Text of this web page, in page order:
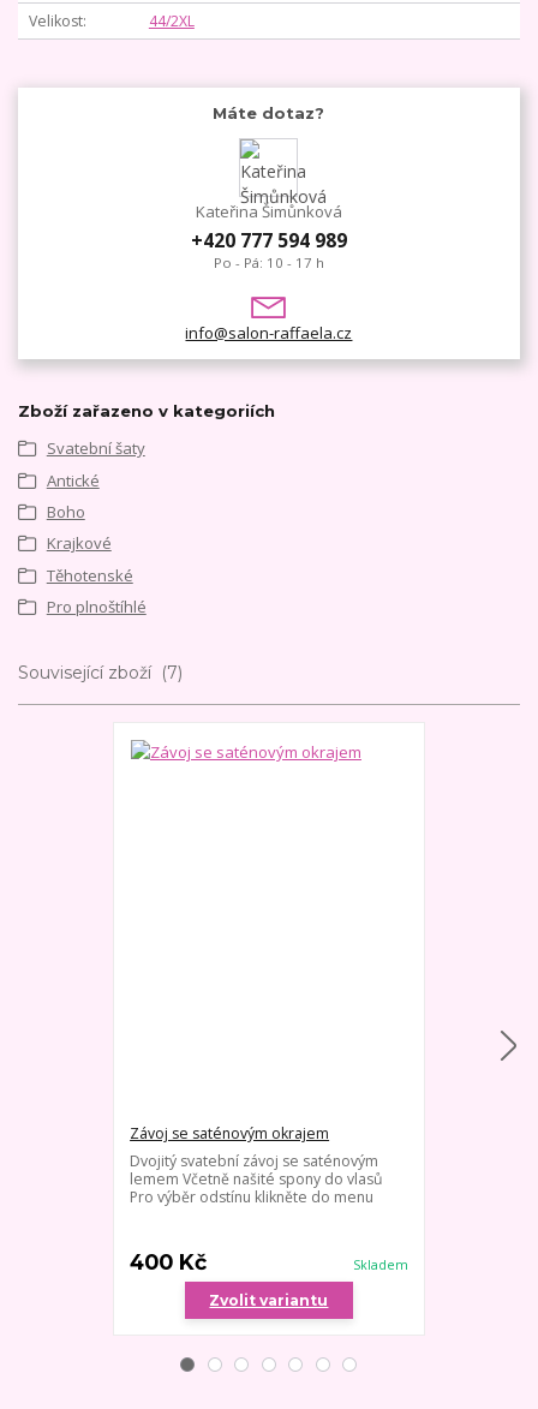
Velikost 44/2XL
Máte dotaz?
Kateřina Šimůnková
+420 777 594 989
Po - Pá: 10 - 17 h
info@salon-raffaela.cz
Zboží zařazeno v kategoriích
Svatební šaty
Antické
Boho
Krajkové
Těhotenské
Pro plnoštíhlé
Související zboží 7
Závoj se saténovým okrajem
Dvojitý svatební závoj se saténovým
lemem Včetně našité spony do vlasů
Pro výběr odstínu klikněte do menu
400 Kč Skladem
Zvolit variantu